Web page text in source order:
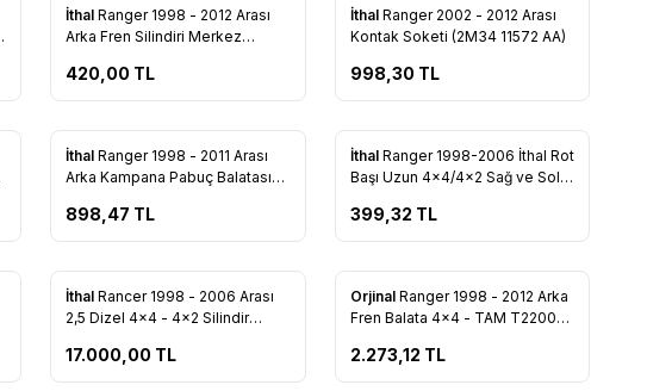
Favorilere Ekle
İthal Ranger 1998 - 2012 Arası
Arka Fren Silindiri Merkez
420,00 TL
Favorilere Ekle
İthal Ranger 2002 - 2012 Arası
Kontak Soketi (2M34 11572 AA)
998,30 TL
Favorilere Ekle
Tükendi
İthal Ranger 1998 - 2011 Arası
Arka Kampana Pabuç Balatası
898,47 TL
Favorilere Ekle
İthal Ranger 1998-2006 İthal Rot
Başı Uzun 4x4/4x2 Sağ ve Sol
399,32 TL
Favorilere Ekle
İthal Rancer 1998 - 2006 Arası
2,5 Dizel 4x4 - 4x2 Silindir
17.000,00 TL
Favorilere Ekle
Tükendi
Orjinal Ranger 1998 - 2012 Arka
Fren Balata 4x4 - TAM T2200
2.273,12 TL